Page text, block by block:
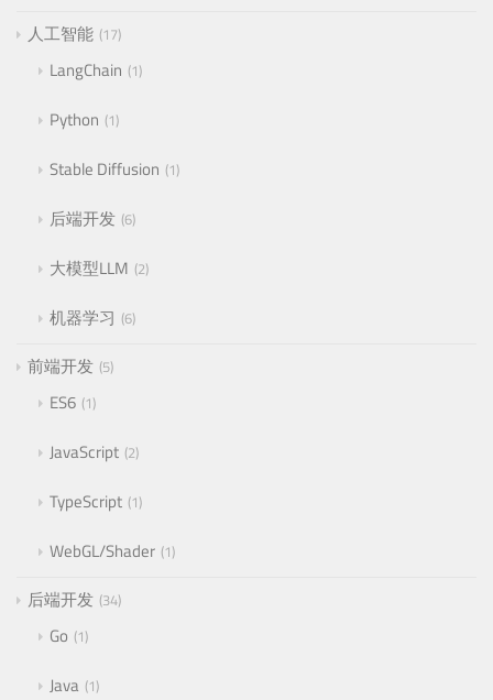
人工智能 17
LangChain 1
Python 1
Stable Diffusion 1
后端开发 6
大模型LLM 2
机器学习 6
前端开发 5
ES6 1
JavaScript 2
TypeScript 1
WebGL/Shader 1
后端开发 34
Go 1
Java 1